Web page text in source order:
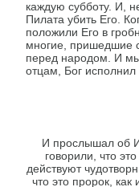
каждую субботу. И,
Пилата убить Его.
положили Его в
многие, пришедшие
перед народом. И
отцам, Бог исполнил
И прослышал об
говорили, что
действуют
что это пророк,